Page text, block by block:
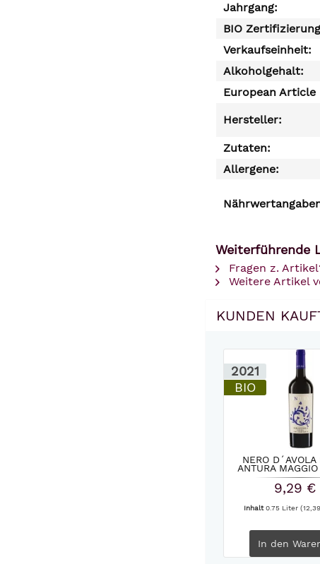
Jahrgang:
BIO
Verkaufseinheit:
Alkoholgehalt:
European Article
Hersteller:
Zutaten:
Allergene:
Weiterführende
Fragen z.
Weitere Artikel
KUNDEN
2021
BIO
NERO D´AVOLA
ANTURA
9,29 €
Inhalt0.75 Liter
In den